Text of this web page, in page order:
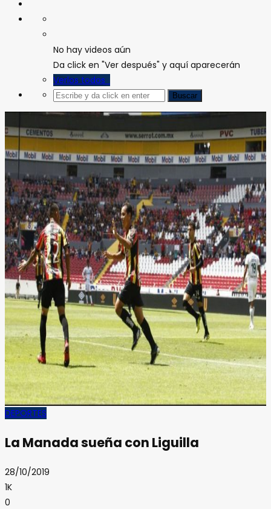
No hay videos aún
Da click en "Ver después" y aquí aparecerán
Verlos todos
DEPORTES
La Manada sueña con Liguilla
28/10/2019
1K
0